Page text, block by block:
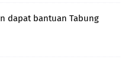
dapat bantuan Tabung